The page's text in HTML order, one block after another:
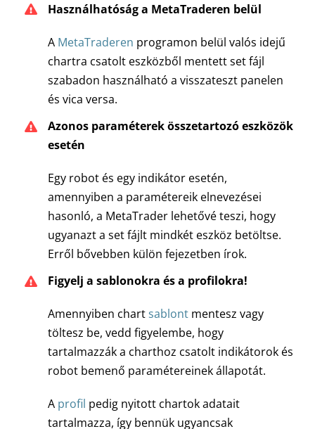
Használhatóság a MetaTraderen belül
A MetaTraderen programon belül valós idejű
chartra csatolt eszközből mentett set fájl
szabadon használható a visszateszt panelen
és vica versa.
Azonos paraméterek összetartozó eszközök
esetén
Egy robot és egy indikátor esetén,
amennyiben a paramétereik elnevezései
hasonló, a MetaTrader lehetővé teszi, hogy
ugyanazt a set fájlt mindkét eszköz betöltse.
Erről bővebben külön fejezetben írok.
Figyelj a sablonokra és a profilokra!
Amennyiben chartsablont mentesz vagy
töltesz be, vedd figyelembe, hogy
tartalmazzák a charthoz csatolt indikátorok és
robot bemenő paramétereinek állapotát.
A profil pedig nyitott chartok adatait
tartalmazza, így bennük ugyancsak